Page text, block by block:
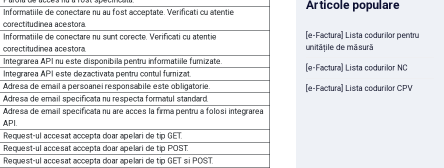
Informatiile de conectare nu au fost acceptate. Verificati cu atentie
corectitudinea acestora.
Informatiile de conectare nu sunt corecte. Verificati cu atentie
corectitudinea acestora.
Integrarea API nu este disponibila pentru informatiile furnizate.
Integrarea API este dezactivata pentru contul furnizat.
Adresa de email a persoanei responsabile este obligatorie.
Adresa de email specificata nu respecta formatul standard.
Adresa de email specificata nu are acces la firma pentru a folosi integrarea
API.
Request-ul accesat accepta doar apelari de tip GET.
Request-ul accesat accepta doar apelari de tip POST.
Request-ul accesat accepta doar apelari de tip GET si POST.
Articole populare
[e-Factura] Lista codurilor pentru
unitățile de măsură
[e-Factura] Lista codurilor NC
[e-Factura] Lista codurilor CPV